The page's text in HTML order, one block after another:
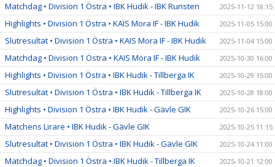
Matchdag • Division 1 Östra • IBK Hudik - IBK Runsten 2025-11-12 18:15
Highlights • Division 1 Östra • KAIS Mora IF - IBK Hudik 2025-11-05 15:00
Slutresultat • Division 1 Östra • KAIS Mora IF - IBK Hudik 2025-11-04 15:00
Matchdag • Division 1 Östra • KAIS Mora IF - IBK Hudik 2025-10-30 16:00
Highlights • Division 1 Östra • IBK Hudik - Tillberga IK 2025-10-29 15:00
Slutresultat • Division 1 Östra • IBK Hudik - Tillberga IK 2025-10-28 18:00
Highlights • Division 1 Östra • IBK Hudik - Gävle GIK 2025-10-26 15:00
Matchens Lirare • IBK Hudik - Gävle GIK 2025-10-25 11:15
Slutresultat • Division 1 Östra • IBK Hudik - Gävle GIK 2025-10-24 11:00
Matchdag • Division 1 Östra • IBK Hudik - Tillberga IK 2025-10-21 12:00